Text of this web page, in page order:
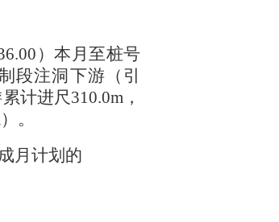
）本月至桩号
段注洞下游（引
计进尺310.0m，
。
月计划的